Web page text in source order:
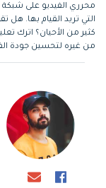
محرري الفيديو على شبكة
التي تريد القيام بها. هل
كثير من الأحيان؟ اترك
من غيره لتحسين جودة